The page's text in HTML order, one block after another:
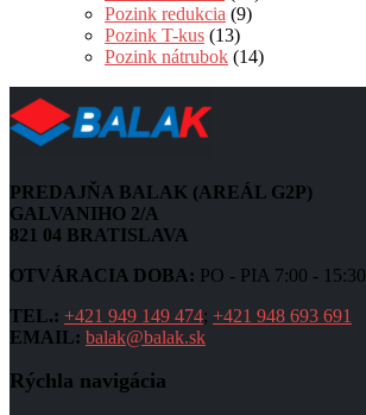
Pozink redukcia (9)
Pozink T-kus (13)
Pozink nátrubok (14)
PREDAJŇA BALAK (AREÁL G2P)
GALVANIHO 2/A
821 04 BRATISLAVA
OTVÁRACIA DOBA: PO - PIA 7:00 - 15:30
TEL.: +421 949 149 474; +421 948 693 691
EMAIL: balak@balak.sk
Rýchla navigácia